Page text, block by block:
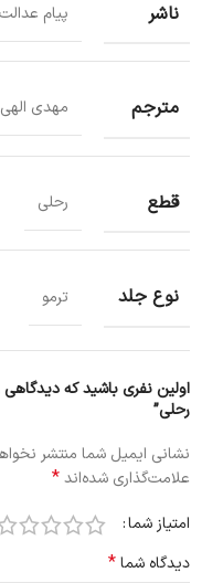
ناشر پیام عدالت
مترجم مهدی
قطع رحلی
نوع جلد ترمو
اولین نفری باشید که دیدگاهی
رحلی”
نشانی ایمیل شما منتشر
علامت‌گذاری شده‌اند*
امتیاز شما
دیدگاه شما*